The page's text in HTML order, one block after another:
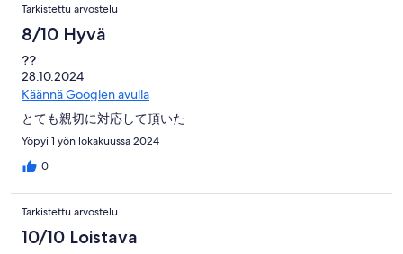
Tarkistettu arvostelu
8/10 Hyvä
??
28.10.2024
Käännä Googlen avulla
とても親切に対応して頂いた
Yöpyi 1 yön lokakuussa 2024
0
Tarkistettu arvostelu
10/10 Loistava